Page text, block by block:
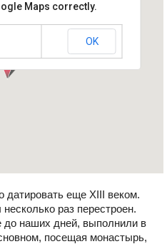
монастырь
Maps correctly.
OK
датировать еще XIII веком.
раз перестроен.
наших дней, выполнили в
посещая монастырь,